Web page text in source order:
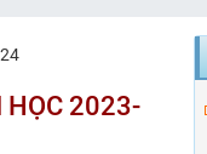
HỌC 2023-